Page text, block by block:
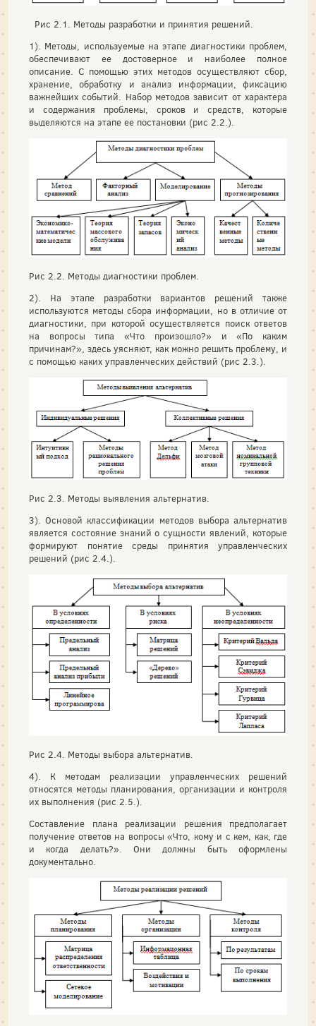
Рис 2.1. Методы разработки и принятия решений.
1). Методы, используемые на этапе диагностики проблем,
обеспечивают ее достоверное и наиболее полное
описание. С помощью этих методов осуществляют сбор,
хранение, обработку и анализ информации, фиксацию
важнейших событий. Набор методов зависит от характера
и содержания проблемы, сроков и средств, которые
выделяются на этапе ее постановки (рис 2.2.).
Рис 2.2. Методы диагностики проблем.
2). На этапе разработки вариантов решений также
используются методы сбора информации, но в отличие от
диагностики, при которой осуществляется поиск ответов
на вопросы типа «Что произошло?» и «По каким
причинам?», здесь уясняют, как можно решить проблему, и
с помощью каких управленческих действий (рис 2.3.).
Рис 2.3. Методы выявления альтернатив.
3). Основой классификации методов выбора альтернатив
является состояние знаний о сущности явлений, которые
формируют понятие среды принятия управленческих
решений (рис 2.4.).
Рис 2.4. Методы выбора альтернатив.
4). К методам реализации управленческих решений
относятся методы планирования, организации и контроля
их выполнения (рис 2.5.).
Составление плана реализации решения предполагает
получение ответов на вопросы «Что, кому и с кем, как, где
и когда делать?». Они должны быть оформлены
документально.